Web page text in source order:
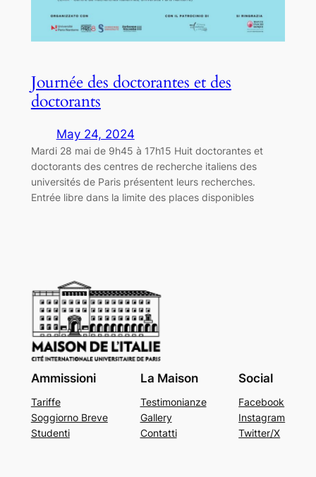
Journée des doctorantes et des
doctorants
May 24, 2024
Mardi 28 mai de 9h45 à 17h15 Huit doctorantes et
doctorants des centres de recherche italiens des
universités de Paris présentent leurs recherches.
Entrée libre dans la limite des places disponibles
Ammissioni
Tariffe
Soggiorno Breve
Studenti
La Maison
Testimonianze
Gallery
Contatti
Social
Facebook
Instagram
Twitter/X